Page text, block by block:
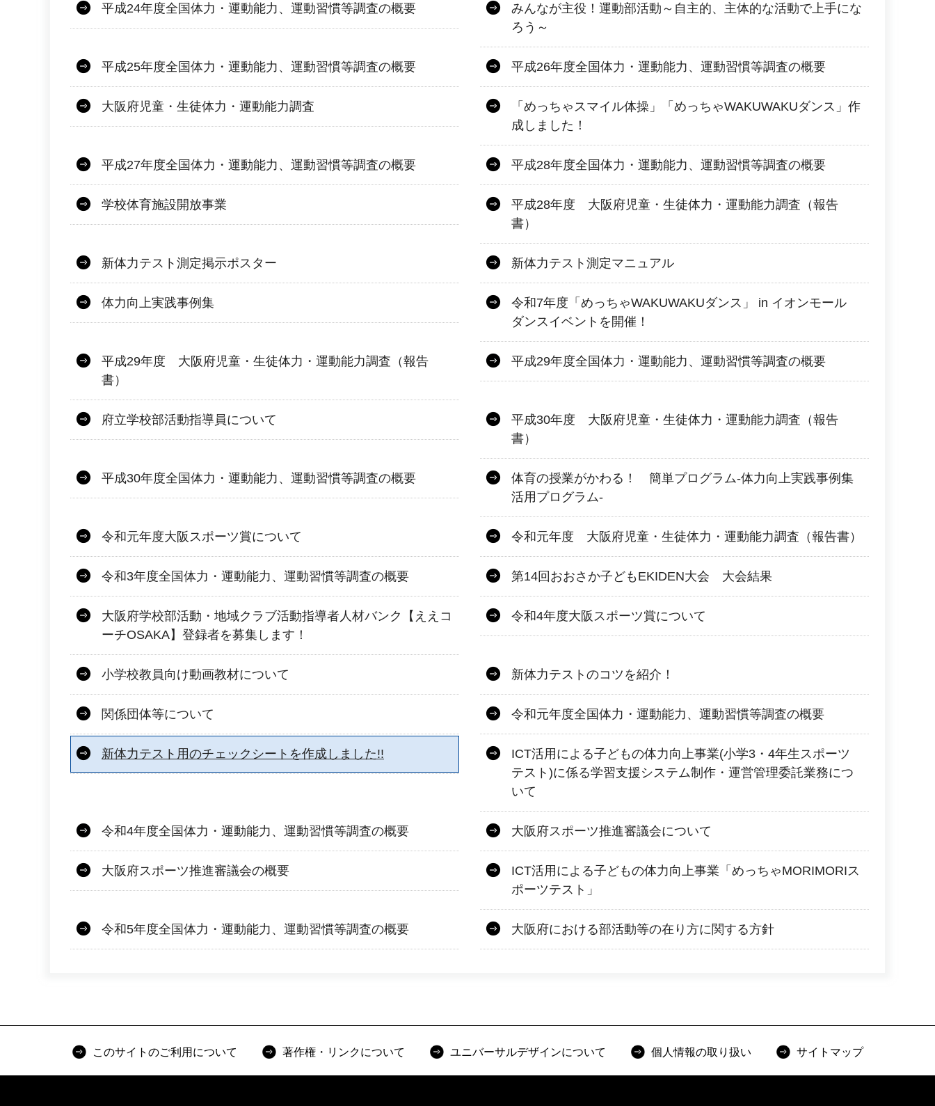
平成24年度全国体力・運動能力、運動習慣等調査の概要
みんなが主役！運動部活動～自主的、主体的な活動で上手にな
ろう～
平成25年度全国体力・運動能力、運動習慣等調査の概要 平成26年度全国体力・運動能力、運動習慣等調査の概要
大阪府児童・生徒体力・運動能力調査
「めっちゃスマイル体操」「めっちゃWAKUWAKUダンス」作
成しました！
平成27年度全国体力・運動能力、運動習慣等調査の概要 平成28年度全国体力・運動能力、運動習慣等調査の概要
学校体育施設開放事業
平成28年度 大阪府児童・生徒体力・運動能力調査（報告
書）
新体力テスト測定掲示ポスター 新体力テスト測定マニュアル
体力向上実践事例集
令和7年度「めっちゃWAKUWAKUダンス」 in イオンモール
ダンスイベントを開催！
平成29年度 大阪府児童・生徒体力・運動能力調査（報告
書）
平成29年度全国体力・運動能力、運動習慣等調査の概要
府立学校部活動指導員について
平成30年度 大阪府児童・生徒体力・運動能力調査（報告
書）
平成30年度全国体力・運動能力、運動習慣等調査の概要
体育の授業がかわる！ 簡単プログラム-体力向上実践事例集
活用プログラム-
令和元年度大阪スポーツ賞について 令和元年度 大阪府児童・生徒体力・運動能力調査（報告書）
令和3年度全国体力・運動能力、運動習慣等調査の概要 第14回おおさか子どもEKIDEN大会 大会結果
大阪府学校部活動・地域クラブ活動指導者人材バンク【ええコ
ーチOSAKA】登録者を募集します！
令和4年度大阪スポーツ賞について
小学校教員向け動画教材について 新体力テストのコツを紹介！
関係団体等について 令和元年度全国体力・運動能力、運動習慣等調査の概要
新体力テスト用のチェックシートを作成しました!!
ICT活用による子どもの体力向上事業(小学3・4年生スポーツ
テスト)に係る学習支援システム制作・運営管理委託業務につ
いて
令和4年度全国体力・運動能力、運動習慣等調査の概要 大阪府スポーツ推進審議会について
大阪府スポーツ推進審議会の概要
ICT活用による子どもの体力向上事業「めっちゃMORIMORIス
ポーツテスト」
令和5年度全国体力・運動能力、運動習慣等調査の概要 大阪府における部活動等の在り方に関する方針
このサイトのご利用について 著作権・リンクについて ユニバーサルデザインについて 個人情報の取り扱い サイトマップ